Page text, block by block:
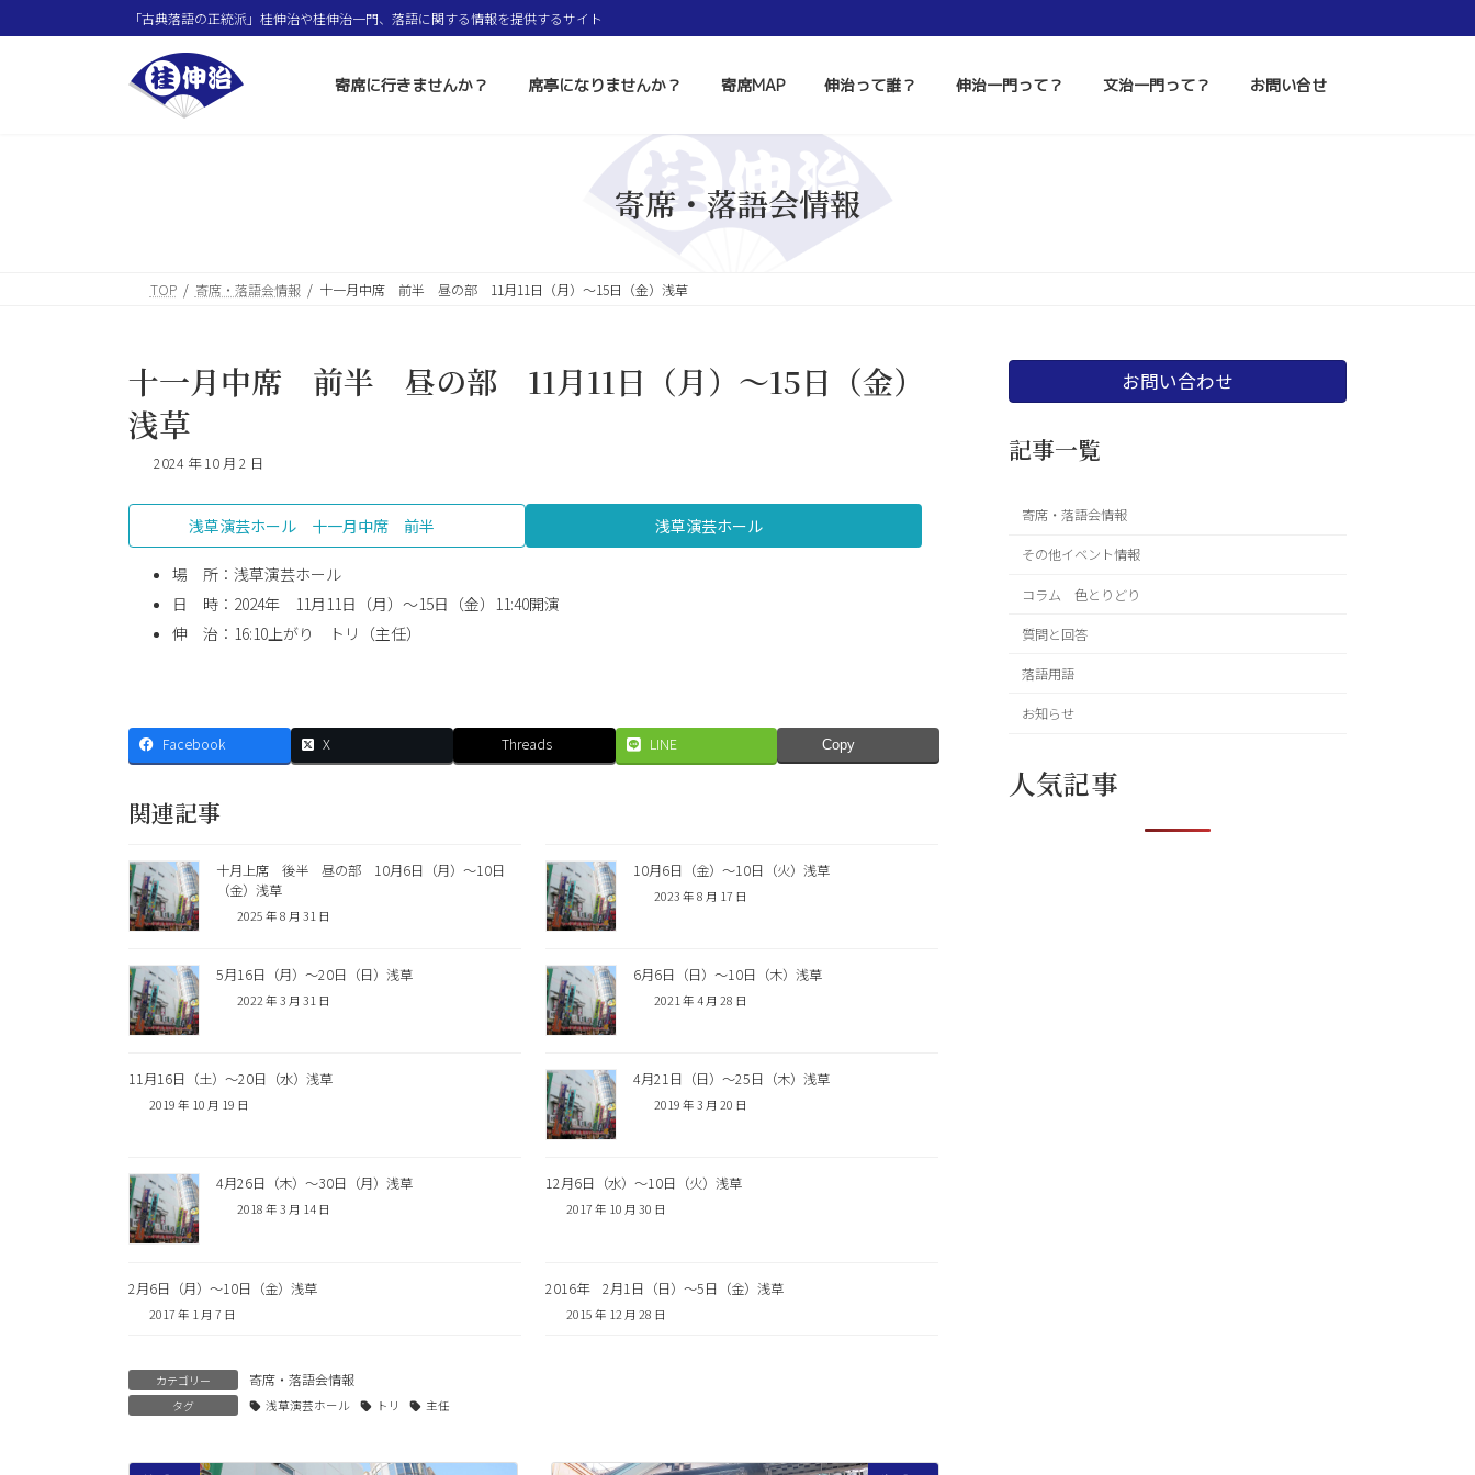
ン
ビ
「古典落語の正統派」桂伸治や桂伸治一門、落語に関する情報を提供するサイト
寄席に行きませんか？ 席亭になりませんか？ 寄席MAP 伸治って誰？ 伸治一門って？ 文治一門って？ お問い合せ
寄席・落語会情報
TOP 寄席・落語会情報 十一月中席 前半 昼の部 11月11日（月）〜15日（金）浅草
十一月中席 前半 昼の部 11月11日（月）〜15日（金）
浅草
2024 年 10 月 2 日
浅草演芸ホール 十一月中席 前半 浅草演芸ホール
場 所：浅草演芸ホール
日 時：2024年 11月11日（月）〜15日（金）11:40開演
伸 治：16:10上がり トリ（主任）
Facebook X Threads LINE Copy
関連記事
十月上席 後半 昼の部 10月6日（月）〜10日
（金）浅草
2025 年 8 月 31 日
10月6日（金）〜10日（火）浅草
2023 年 8 月 17 日
5月16日（月）〜20日（日）浅草
2022 年 3 月 31 日
6月6日（日）〜10日（木）浅草
2021 年 4 月 28 日
11月16日（土）〜20日（水）浅草
2019 年 10 月 19 日
4月21日（日）〜25日（木）浅草
2019 年 3 月 20 日
4月26日（木）〜30日（月）浅草
2018 年 3 月 14 日
12月6日（水）〜10日（火）浅草
2017 年 10 月 30 日
2月6日（月）〜10日（金）浅草
2017 年 1 月 7 日
2016年 2月1日（日）〜5日（金）浅草
2015 年 12 月 28 日
カテゴリー 寄席・落語会情報
タグ 浅草演芸ホール トリ 主任
お問い合わせ
記事一覧
寄席・落語会情報
その他イベント情報
コラム 色とりどり
質問と回答
落語用語
お知らせ
人気記事